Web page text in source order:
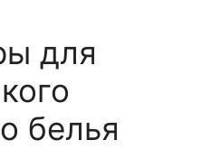
для
белья